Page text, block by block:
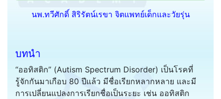
นพ.ทวีศักดิ์ สิริรัตน์เรขา จิตแพทย์เด็กและวัยรุ่น
บทนำ
“ออทิสติก” (Autism Spectrum Disorder) เป็นโรคที่
รู้จักกันมาเกือบ 80 ปีแล้ว มีชื่อเรียกหลากหลาย และมี
การเปลี่ยนแปลงการเรียกชื่อเป็นระยะ เช่น ออทิสติก